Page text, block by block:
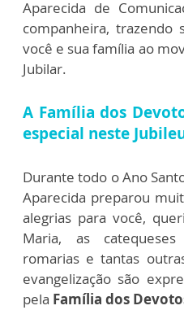
Aparecida de
companheira, trazendo
você e sua família ao
Jubilar.
A Família dos
especial neste
Durante todo o Ano
Aparecida preparou
alegrias para você,
Maria, as
romarias e tantas
evangelização são
pela Família dos